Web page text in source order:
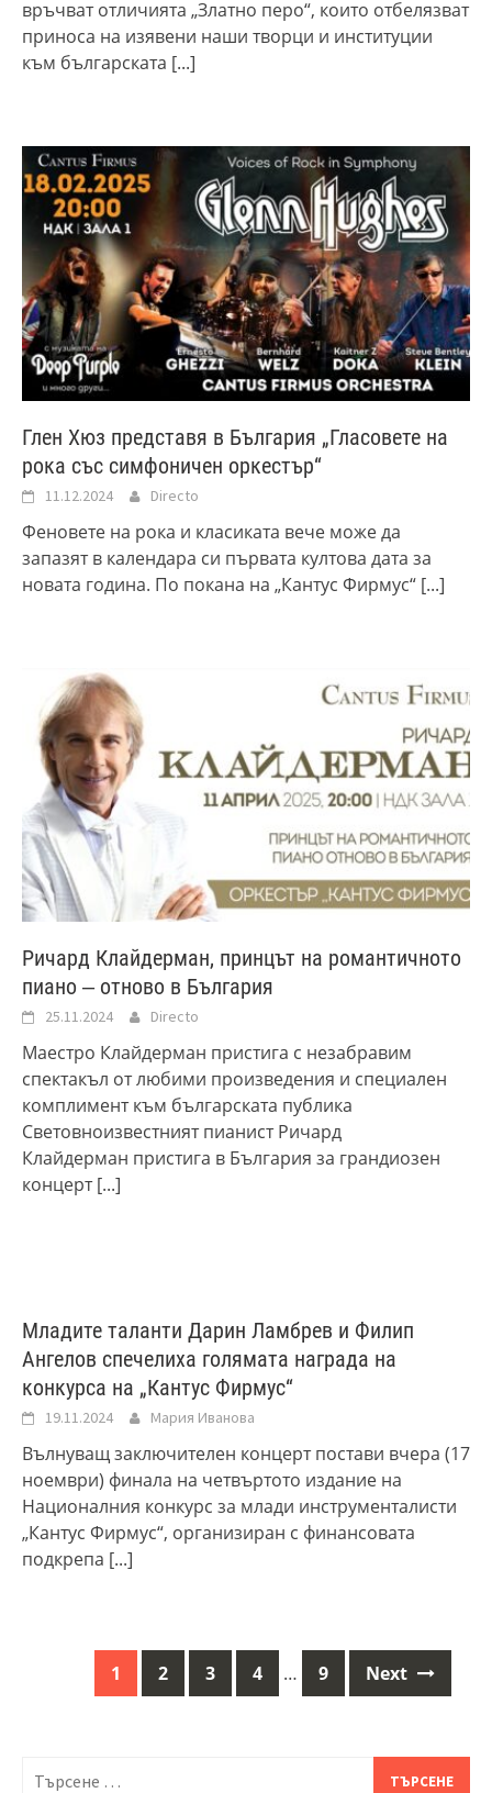
връчват отличията „Златно перо“, които отбелязват
приноса на изявени наши творци и институции
към българската [...]
Глен Хюз представя в България „Гласовете на
рока със симфоничен оркестър“
11.12.2024 Directo
Феновете на рока и класиката вече може да
запазят в календара си първата култова дата за
новата година. По покана на „Кантус Фирмус“ [...]
Ричард Клайдерман, принцът на романтичното
пиано ‒ отново в България
25.11.2024 Directo
Маестро Клайдерман пристига с незабравим
спектакъл от любими произведения и специален
комплимент към българската публика
Световноизвестният пианист Ричард
Клайдерман пристига в България за грандиозен
концерт[...]
Младите таланти Дарин Ламбрев и Филип
Ангелов спечелиха голямата награда на
конкурса на „Кантус Фирмус“
19.11.2024 Мария Иванова
Вълнуващ заключителен концерт постави вчера (17
ноември) финала на четвъртото издание на
Националния конкурс за млади инструменталисти
„Кантус Фирмус“, организиран с финансовата
подкрепа [...]
1 2 3 4 … 9 Next
Търсене